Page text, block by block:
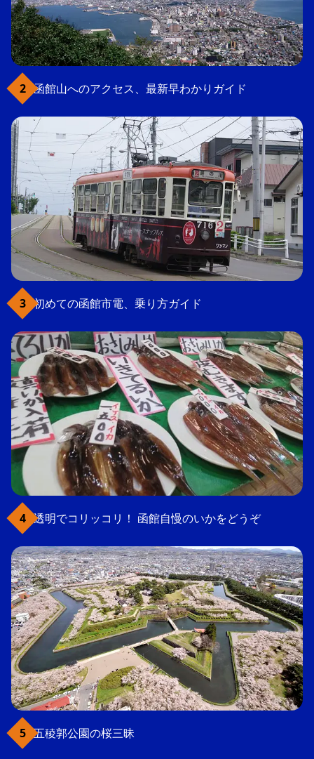
函館山へのアクセス、最新早わかりガイド
初めての函館市電、乗り方ガイド
透明でコリッコリ！ 函館自慢のいかをどうぞ
五稜郭公園の桜三昧